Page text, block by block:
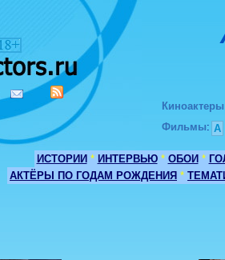
Киноактеры
Фильмы: А
ИСТОРИИ * ИНТЕРВЬЮ * ОБОИ *
АКТЁРЫ ПО ГОДАМ РОЖДЕНИЯ *